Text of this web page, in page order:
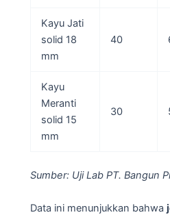
Kayu Jati
solid 18
mm
40
Kayu
Meranti
solid 15
mm
30
Sumber: Uji Lab PT. Bangun
Data ini menunjukkan bahwa